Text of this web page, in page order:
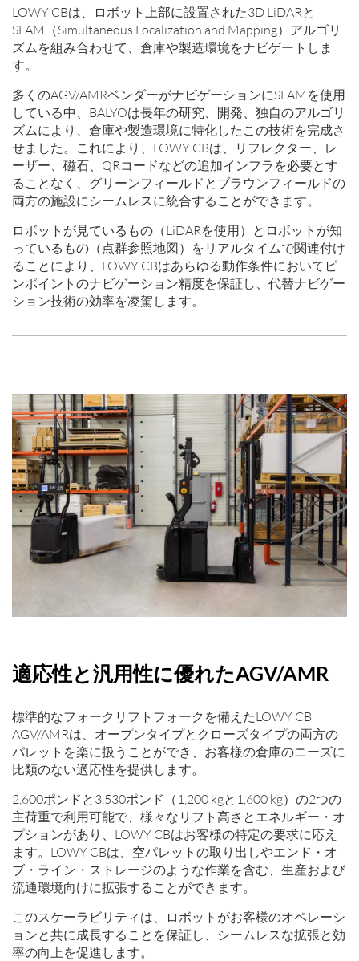
LOWY CBは、ロボット上部に設置された3D LiDARと
SLAM（Simultaneous Localization and Mapping）アルゴリ
ズムを組み合わせて、倉庫や製造環境をナビゲートしま
す。
多くのAGV/AMRベンダーがナビゲーションにSLAMを使用
している中、BALYOは長年の研究、開発、独自のアルゴリ
ズムにより、倉庫や製造環境に特化したこの技術を完成さ
せました。これにより、LOWY CBは、リフレクター、レ
ーザー、磁石、QRコードなどの追加インフラを必要とす
ることなく、グリーンフィールドとブラウンフィールドの
両方の施設にシームレスに統合することができます。
ロボットが見ているもの（LiDARを使用）とロボットが知
っているもの（点群参照地図）をリアルタイムで関連付け
ることにより、LOWY CBはあらゆる動作条件においてピ
ンポイントのナビゲーション精度を保証し、代替ナビゲー
ション技術の効率を凌駕します。
適応性と汎用性に優れたAGV/AMR
標準的なフォークリフトフォークを備えたLOWY CB
AGV/AMRは、オープンタイプとクローズタイプの両方の
パレットを楽に扱うことができ、お客様の倉庫のニーズに
比類のない適応性を提供します。
2,600ポンドと3,530ポンド（1,200 kgと1,600 kg）の2つの
主荷重で利用可能で、様々なリフト高さとエネルギー・オ
プションがあり、LOWY CBはお客様の特定の要求に応え
ます。LOWY CBは、空パレットの取り出しやエンド・オ
ブ・ライン・ストレージのような作業を含む、生産および
流通環境向けに拡張することができます。
このスケーラビリティは、ロボットがお客様のオペレーシ
ョンと共に成長することを保証し、シームレスな拡張と効
率の向上を促進します。